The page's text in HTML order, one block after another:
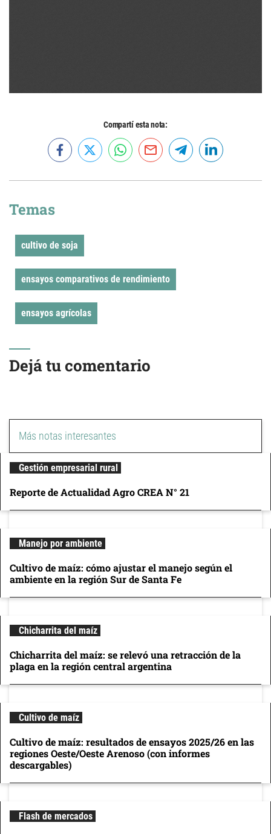
Compartí esta nota:
Temas
cultivo de soja
ensayos comparativos de rendimiento
ensayos agrícolas
Dejá tu comentario
Más notas interesantes
Gestión empresarial rural
Reporte de Actualidad Agro CREA N° 21
Manejo por ambiente
Cultivo de maíz: cómo ajustar el manejo según el
ambiente en la región Sur de Santa Fe
Chicharrita del maíz
Chicharrita del maíz: se relevó una retracción de la
plaga en la región central argentina
Cultivo de maíz
Cultivo de maíz: resultados de ensayos 2025/26 en las
regiones Oeste/Oeste Arenoso (con informes
descargables)
Flash de mercados